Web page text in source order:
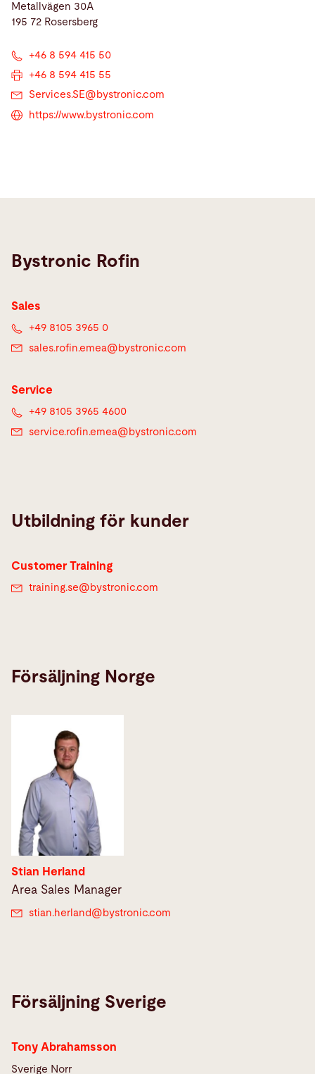
Metallvägen 30A
195 72 Rosersberg
+46 8 594 415 50
+46 8 594 415 55
Services.SE@ bystronic.com
https://www.bystronic.com
Bystronic Rofin
Sales
+49 8105 3965 0
sales.rofin.emea@ bystronic.com
Service
+49 8105 3965 4600
service.rofin.emea@ bystronic.com
Utbildning för kunder
Customer Training
training.se@ bystronic.com
Försäljning Norge
Stian Herland
Area Sales Manager
stian.herland@ bystronic.com
Försäljning Sverige
Tony Abrahamsson
Sverige Norr